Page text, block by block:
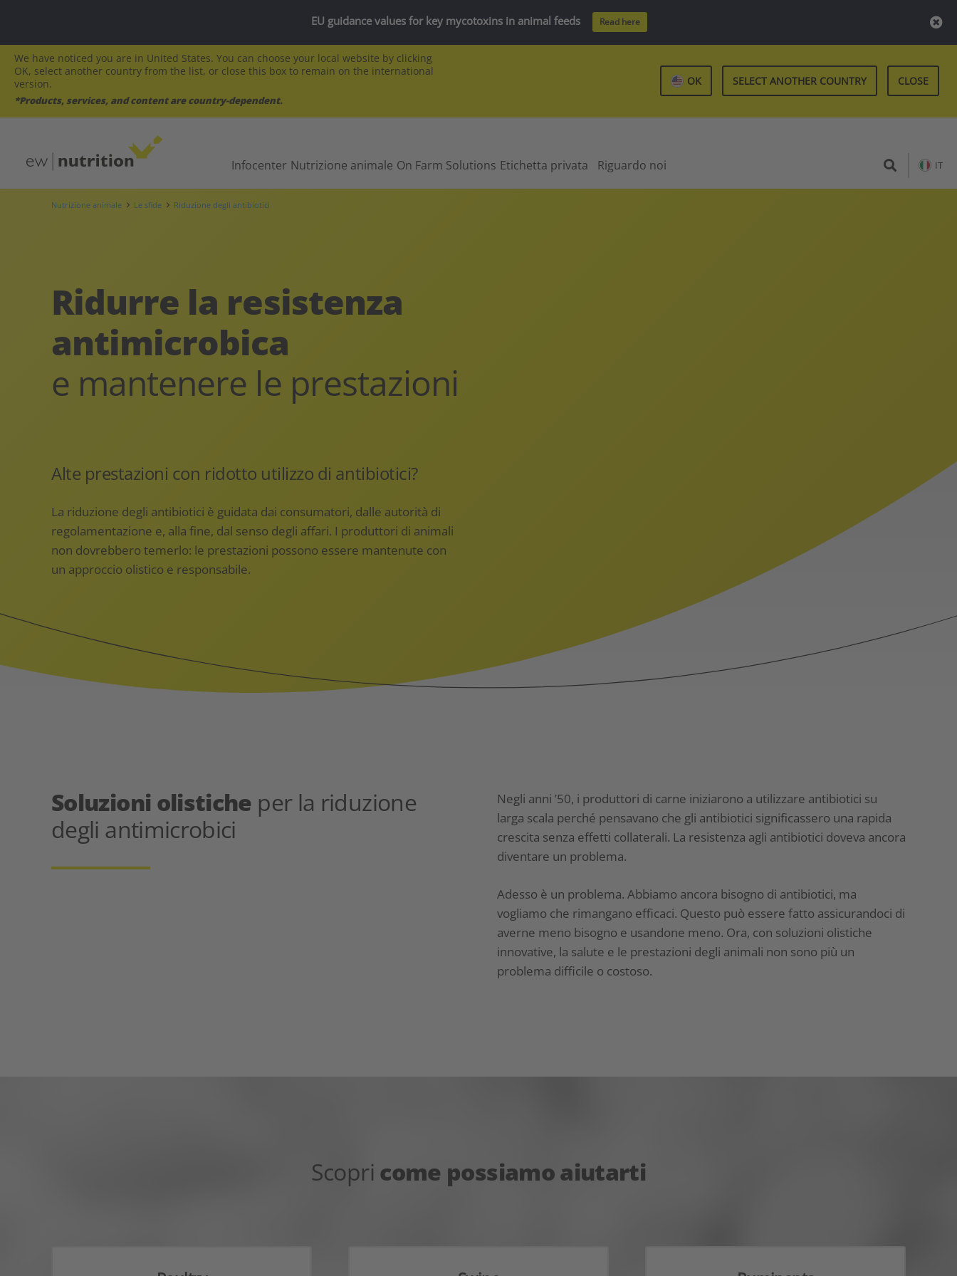
We have noticed you are in United States. You can choose your local website by clicking
OK, select another country from the list, or close this box to remain on the international
version.
*Products, services, and content are country-dependent.
OK SELECT ANOTHER COUNTRY CLOSE
Infocenter Nutrizione animale On Farm Solutions Etichetta privata Riguardo noi IT
Nutrizione animale Le sfide Riduzione degli antibiotici
Ridurre la resistenza
antimicrobica
e mantenere le prestazioni
Alte prestazioni con ridotto utilizzo di antibiotici?
La riduzione degli antibiotici è guidata dai consumatori, dalle autorità di
regolamentazione e, alla fine, dal senso degli affari. I produttori di animali
non dovrebbero temerlo: le prestazioni possono essere mantenute con
un approccio olistico e responsabile.
Soluzioni olistiche per la riduzione
degli antimicrobici
Negli anni ’50, i produttori di carne iniziarono a utilizzare antibiotici su
larga scala perché pensavano che gli antibiotici significassero una rapida
crescita senza effetti collaterali. La resistenza agli antibiotici doveva ancora
diventare un problema.
Adesso è un problema. Abbiamo ancora bisogno di antibiotici, ma
vogliamo che rimangano efficaci. Questo può essere fatto assicurandoci di
averne meno bisogno e usandone meno. Ora, con soluzioni olistiche
innovative, la salute e le prestazioni degli animali non sono più un
problema difficile o costoso.
Scopri come possiamo aiutarti
EU guidance values for key mycotoxins in animal feeds Read here